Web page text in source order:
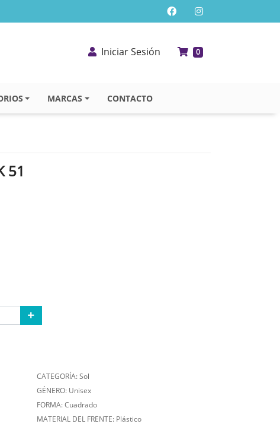
Iniciar Sesión 0
MARCAS CONTACTO
51
CATEGORÍA: Sol
GÉNERO: Unisex
FORMA: Cuadrado
MATERIAL DEL FRENTE: Plástico